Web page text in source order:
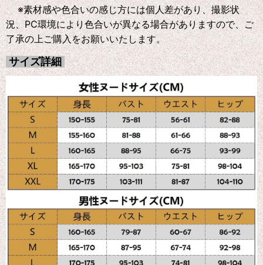
※素材感や色合いの感じ方には個人差があり、撮影状
況、PC環境により色合いが異なる場合がありますので、ご
了承の上ご購入をお願いいたします。
サイズ詳細